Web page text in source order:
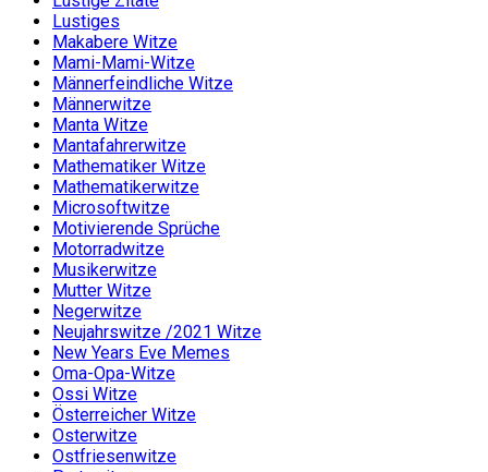
Lustiges
Makabere Witze
Mami-Mami-Witze
Männerfeindliche Witze
Männerwitze
Manta Witze
Mantafahrerwitze
Mathematiker Witze
Mathematikerwitze
Microsoftwitze
Motivierende Sprüche
Motorradwitze
Musikerwitze
Mutter Witze
Negerwitze
Neujahrswitze /2021 Witze
New Years Eve Memes
Oma-Opa-Witze
Ossi Witze
Österreicher Witze
Osterwitze
Ostfriesenwitze